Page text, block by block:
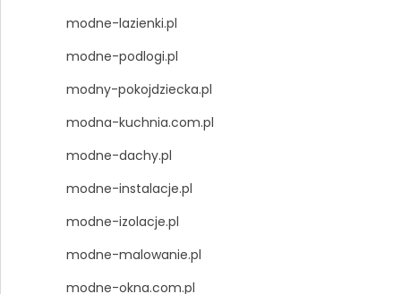
modne-lazienki.pl
modne-podlogi.pl
modny-pokojdziecka.pl
modna-kuchnia.com.pl
modne-dachy.pl
modne-instalacje.pl
modne-izolacje.pl
modne-malowanie.pl
modne-okna.com.pl